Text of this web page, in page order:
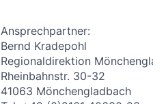
Ansprechpartner:
Bernd Kradepohl
Regionaldirektion
Rheinbahnstr. 30-32
41063 Mönchengladbach